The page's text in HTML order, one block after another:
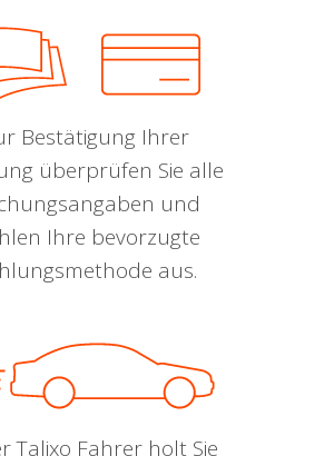
Bestätigung Ihrer
überprüfen Sie alle
und
Ihre bevorzugte
aus.
Talixo Fahrer holt Sie